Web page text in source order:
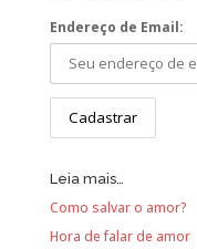
Endereço de Email:
Leia mais…
Como salvar o amor?
Hora de falar de amor